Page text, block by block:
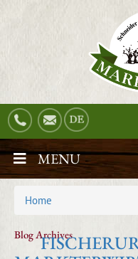
MENU
Home
Blog Archives